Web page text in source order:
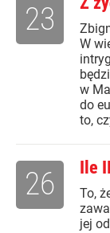
W
w
do
to,
23
Ile
To,
jej
26